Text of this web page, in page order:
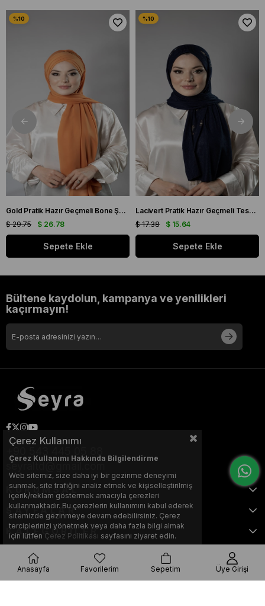
Gold Pratik Hazır Geçmeli Bone Şal Şifon Kumaş Kendinden Boneli Üç Bantlı 1451_03
$ 26.78
$ 29.75
Sepete Ekle
Lacivert Pratik Hazır Geçmeli Tesettür Şal Örme Kumaş Taşlı Çiçek Desenli 2118C_02
$ 15.64
$ 17.38
Sepete Ekle
Bültene kaydolun, kampanya ve yenilikleri
kaçırmayın!
seyraltd@gmail.com
KURUMSAL
SAYFALAR
KATEGORİLER
Bu web sitesi, Nihat KILIÇARSLAN tarafından tasarlanmış ve
Çerez Kullanımı
Çerez Kullanımı Hakkında Bilgilendirme
Web sitemiz, size daha iyi bir gezinme deneyimi
sunmak, site trafiğini analiz etmek ve kişiselleştirilmiş
içerik/reklam göstermek amacıyla çerezleri
kullanmaktadır. Bu çerezlerin kullanımını kabul ederek
sitemizde gezinmeye devam edebilirsiniz. Çerez
terciplerinizi yönetmek veya daha fazla bilgi almak
için lütfen Çerez Politikası sayfasını ziyaret edin.
Anasayfa Favorilerim Sepetim Üye Girişi